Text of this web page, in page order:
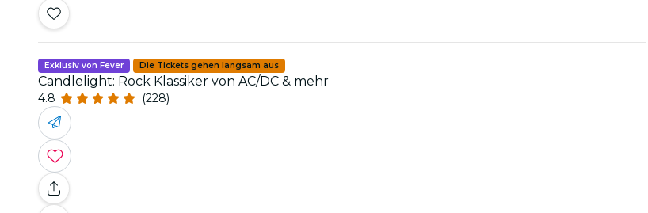
Exklusiv von Fever Die Tickets gehen langsam aus
Candlelight: Rock Klassiker von AC/DC & mehr
4.8 (228)